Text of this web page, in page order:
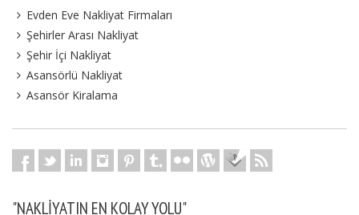
Evden Eve Nakliyat Firmaları
Şehirler Arası Nakliyat
Şehir İçi Nakliyat
Asansörlü Nakliyat
Asansör Kiralama
"NAKLIYATIN EN KOLAY YOLU"